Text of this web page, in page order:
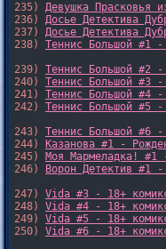
235) Девушка Прасковья
236) Досье Детектива
237) Досье Детектива
238) Теннис Большой #1
239) Теннис Большой #2
240) Теннис Большой #3
241) Теннис Большой #4
242) Теннис Большой #5
243) Теннис Большой #6
244)
Казанова #1 -
245) Моя Мармеладка! #1
246)
Ворон Детектив #1
247) Vida #3 - 18+
248) Vida #4 - 18+
249) Vida #5 - 18+
250) Vida #6 - 18+